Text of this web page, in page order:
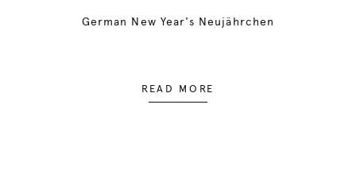
German New Year's Neujährchen
READ MORE